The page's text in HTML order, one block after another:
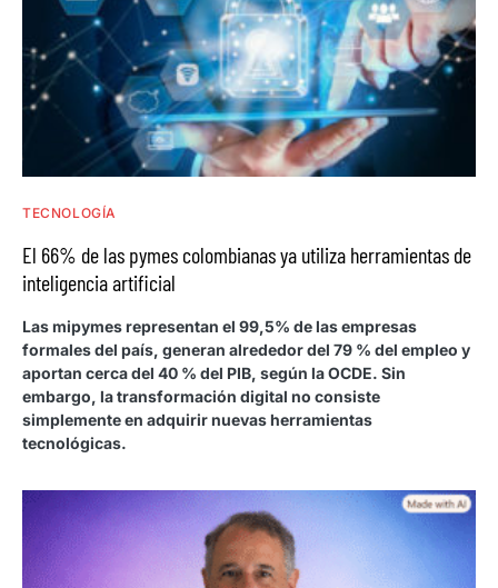
TECNOLOGÍA
El 66% de las pymes colombianas ya utiliza herramientas de
inteligencia artificial
Las mipymes representan el 99,5% de las empresas
formales del país, generan alrededor del 79 % del empleo y
aportan cerca del 40 % del PIB, según la OCDE. Sin
embargo, la transformación digital no consiste
simplemente en adquirir nuevas herramientas
tecnológicas.